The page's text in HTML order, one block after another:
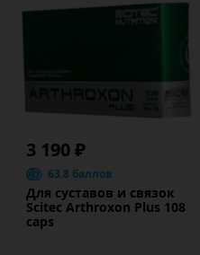
3 190 ₽
63.8 баллов
Для суставов и связок
Scitec Arthroxon Plus 108
caps